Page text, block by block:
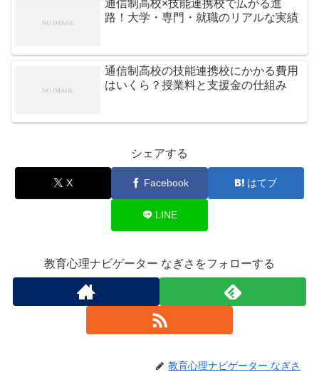
通信制高校×技能連携校で広がる進
路！大学・専門・就職のリアルな実績
通信制高校の技能連携校にかかる費用
はいくら？授業料と支援金の仕組み
シェアする
X Facebook はてブ
LINE
教育心理ナビゲーター なぎさをフォローする
教育心理ナビゲーター なぎさ